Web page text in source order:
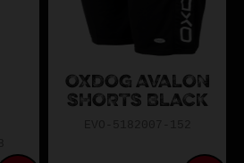
OXDOG AVALON
SHORTS BLACK